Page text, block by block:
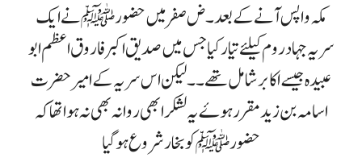
مکہ واپس آنے کے بعد۔ض صفر میں حضور ﷺ نے ایک
سریہ جہاد روم کیلئے تیار کیا جس میں صدیق اکبر فاروق اعظم ابو
عبیدہ جیسے اکابر شامل تھے ۔۔لیکن اس سریہ کے امیر حضرت
اسامہ بن زید مقرر ہوۓ یہ لشکر ابھی روانہ بھی نہ ہوا تھا کہ
حضور ﷺ کو بخار شروع ہوگیا